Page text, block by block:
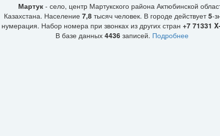
Мартук - село, центр Мартукского района Актюбинской
Казахстана. Население 7,8тысяч человек. В городе действует5-
нумерация. Набор номера при звонках из других стран +7 71331
В базе данных 4436 записей. Подробнее